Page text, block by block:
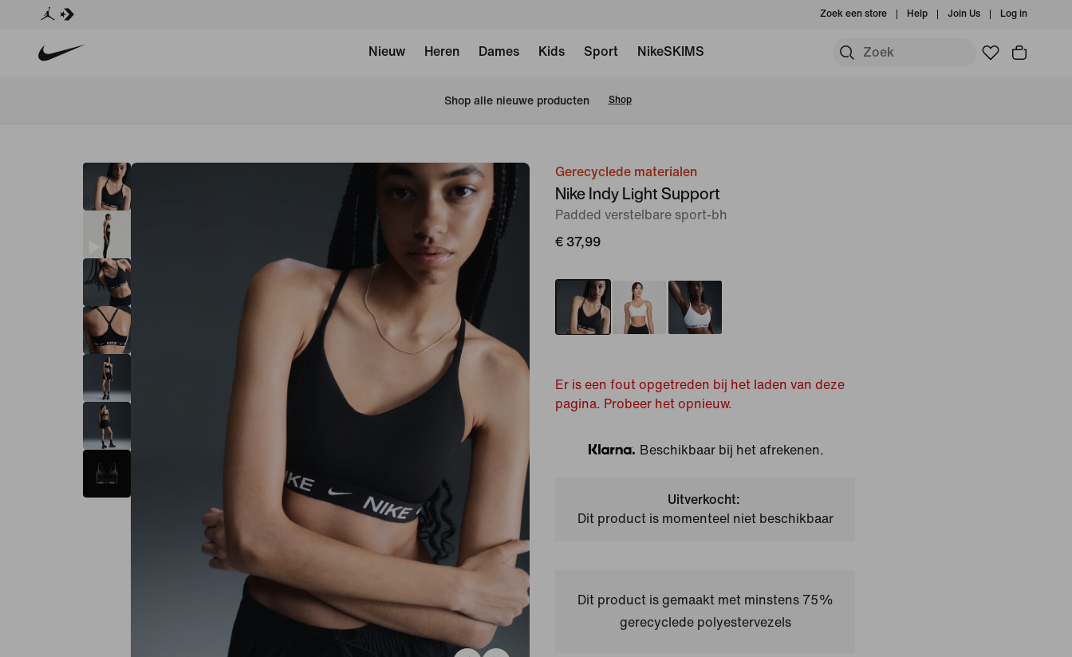
Zoek een store Help Join Us Log in
Nieuw Heren Dames Kids Sport NikeSKIMS
Shop alle nieuwe producten Shop
afbeelding
Gerecyclede materialen
Nike Indy Light Support
Padded verstelbare sport-bh
€ 37,99
Er is een fout opgetreden bij het laden van deze
pagina. Probeer het opnieuw.
Klarna
Beschikbaar bij het afrekenen.
Uitverkocht:
Dit product is momenteel niet beschikbaar
Dit product is gemaakt met minstens 75%
gerecyclede polyestervezels